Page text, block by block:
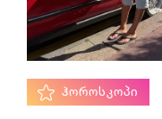
ᲰᲝᲠᲝᲡᲙᲝᲞᲘ